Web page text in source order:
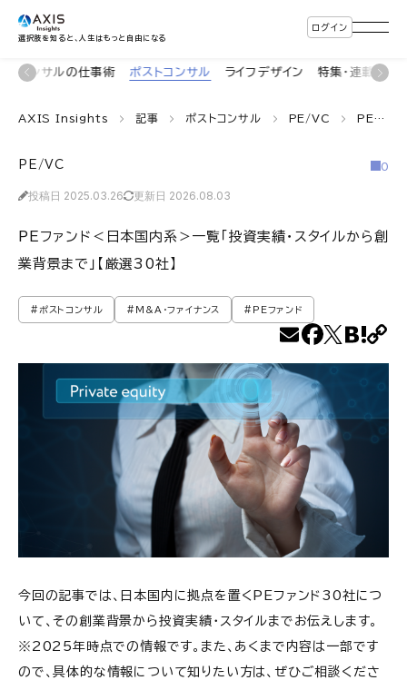
選択肢を知ると、人生はもっと自由になる
ログイン
コンサルの仕事術 ポストコンサル ライフデザイン 特集・連載 イ
AXIS Insights 記事 ポストコンサル PE/VC PEファンド＜日本国内系＞一覧「投資実績・スタイルから創業背景まで」【厳選30社】
PE/VC
投稿日 2025.03.26 更新日 2026.08.03
0
PEファンド＜日本国内系＞一覧「投資実績・スタイルから創
業背景まで」【厳選30社】
#ポストコンサル #M&A・ファイナンス #PEファンド
今回の記事では、日本国内に拠点を置くPEファンド30社につ
いて、その創業背景から投資実績・スタイルまでお伝えします。
※2025年時点での情報です。また、あくまで内容は一部です
ので、具体的な情報について知りたい方は、ぜひご相談くださ